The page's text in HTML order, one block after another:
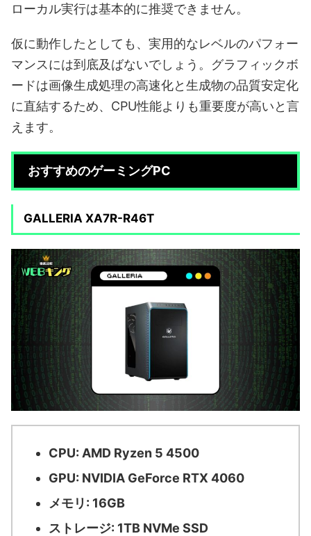
ローカル実行は基本的に推奨できません。
仮に動作したとしても、実用的なレベルのパフォー
マンスには到底及ばないでしょう。グラフィックボ
ードは画像生成処理の高速化と生成物の品質安定化
に直結するため、CPU性能よりも重要度が高いと言
えます。
おすすめのゲーミングPC
GALLERIA XA7R-R46T
CPU: AMD Ryzen 5 4500
GPU: NVIDIA GeForce RTX 4060
メモリ: 16GB
ストレージ: 1TB NVMe SSD